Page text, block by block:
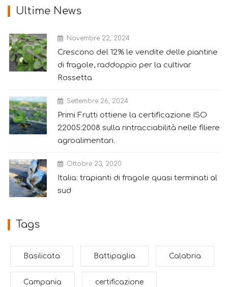
Ultime News
Novembre 22, 2024
Crescono del 12% le vendite delle piantine
di fragole, raddoppio per la cultivar
Rossetta
Settembre 26, 2024
Primi Frutti ottiene la certificazione ISO
22005:2008 sulla rintracciabilità nelle filiere
agroalimentari.
Ottobre 23, 2020
Italia: trapianti di fragole quasi terminati al
sud
Tags
Basilicata Battipaglia Calabria
Campania certificazione